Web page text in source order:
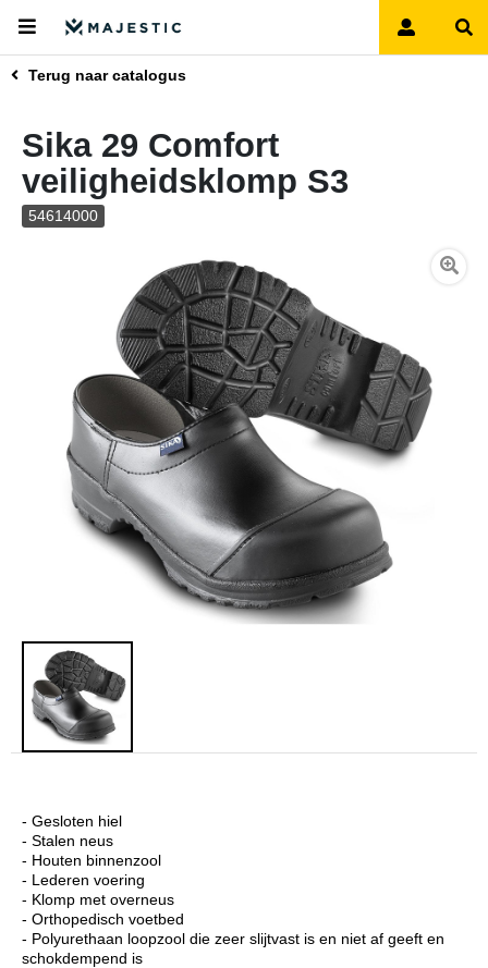
Terug naar catalogus
Sika 29 Comfort
veiligheidsklomp S3
54614000
- Gesloten hiel
- Stalen neus
- Houten binnenzool
- Lederen voering
- Klomp met overneus
- Orthopedisch voetbed
- Polyurethaan loopzool die zeer slijtvast is en niet af geeft en
schokdempend is